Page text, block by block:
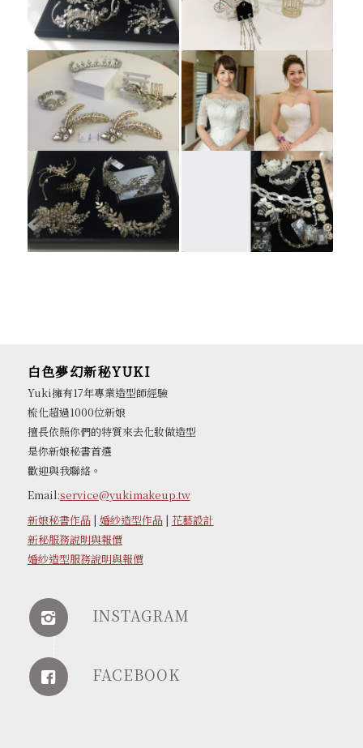
白色夢幻新秘YUKI
Yuki擁有17年專業造型師經驗
梳化超過1000位新娘
擅長依照你們的特質來去化妝做造型
是你新娘秘書首選
歡迎與我聯絡。
Email:service@yukimakeup.tw
新娘秘書作品| 婚紗造型作品| 花藝設計
新秘服務說明與報價
婚紗造型服務說明與報價
INSTAGRAM
FACEBOOK